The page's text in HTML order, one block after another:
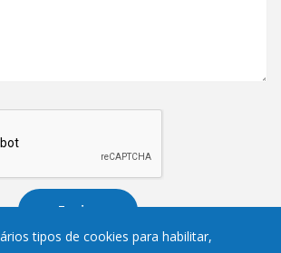
tipos de cookies para habilitar,
Enviar